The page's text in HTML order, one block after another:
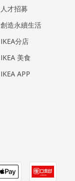
人才招募
創造永續生活
IKEA分店
IKEA 美食
IKEA APP